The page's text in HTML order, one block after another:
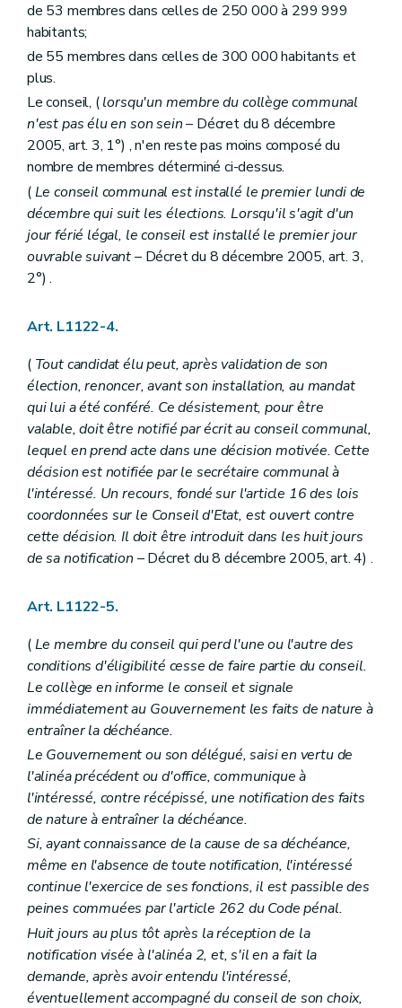
Art. L1232-24
Art. L1232-26
Art. L1232-28
Section 3 Dispositions finales
Art. L1232-29
Art. L1232-30
Art. L1232-31
Chapitre III Etablissements publics
Art. L1233-1
Art. L1233-2
Art. L1233-3
Titre IV Responsabilité et actions judiciaires
Art. L1241-3
Section première Dispositions générales
Art. L1242-1
Section 2 Exercice par un contribuable des actions en justice appartenant à la commune
Art. L1242-2
Livre III Finances communales
Titre premier Budget et comptes
Chapitre premier Dispositions générales
Art. L1311-1
Art. L1311-2
Art. L1311-3
Art. L1311-4
Art. L1311-5
Art. L1311-6
Art. L1312-1
Art. L1312-2
Art. L1313-1
Chapitre IV Equilibre budgétaire
Art. L1314-1
Art. L1314-2
Chapitre V Règlement général de la comptabilité communale
Art. L1315-1
Titre II Charges et dépenses
Chapitre unique
Art. L1321-1
Art. L1321-2
Titre III Recettes
Chapitre premier
Dispositions générales
Art. L1331-1
Art. L1331-2
Art. L1331-3
Chapitre II Financement général des communes
Art. L1332-1
Art. L1332-2
Art. L1332-3
Art. L1332-4
Art. L1332-5
de 53 membres dans celles de 250 000 à 299 999
habitants;
de 55 membres dans celles de 300 000 habitants et
plus.
Le conseil, (lorsqu'un membre du collège communal
n'est pas élu en son sein– Décret du 8 décembre
2005, art. 3, 1°) , n'en reste pas moins composé du
nombre de membres déterminé ci-dessus.
(Le conseil communal est installé le premier lundi de
décembre qui suit les élections. Lorsqu'il s'agit d'un
jour férié légal, le conseil est installé le premier jour
ouvrable suivant– Décret du 8 décembre 2005, art. 3,
2°) .
Art. L1122-4.
( Tout candidat élu peut, après validation de son
élection, renoncer, avant son installation, au mandat
qui lui a été conféré. Ce désistement, pour être
valable, doit être notifié par écrit au conseil communal,
lequel en prend acte dans une décision motivée. Cette
décision est notifiée par le secrétaire communal à
l'intéressé. Un recours, fondé sur l'article 16 des lois
coordonnées sur le Conseil d'Etat, est ouvert contre
cette décision. Il doit être introduit dans les huit jours
de sa notification – Décret du 8 décembre 2005, art. 4) .
Art. L1122-5.
(Le membre du conseil qui perd l'une ou l'autre des
conditions d'éligibilité cesse de faire partie du conseil.
Le collège en informe le conseil et signale
immédiatement au Gouvernement les faits de nature à
entraîner la déchéance.
Le Gouvernement ou son délégué, saisi en vertu de
l'alinéa précédent ou d'office, communique à
l'intéressé, contre récépissé, une notification des faits
de nature à entraîner la déchéance.
Si, ayant connaissance de la cause de sa déchéance,
même en l'absence de toute notification, l'intéressé
continue l'exercice de ses fonctions, il est passible des
peines commuées par l'article 262 du Code pénal.
Huit jours au plus tôt après la réception de la
notification visée à l'alinéa 2, et, s'il en a fait la
demande, après avoir entendu l'intéressé,
éventuellement accompagné du conseil de son choix,